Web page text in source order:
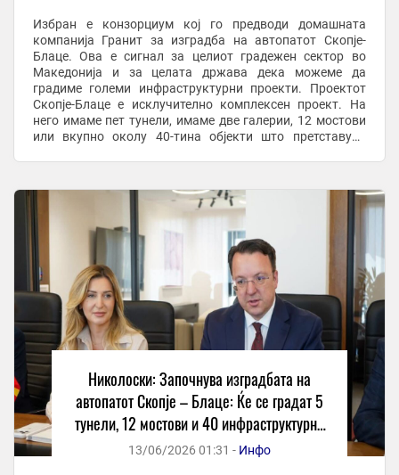
Избран е конзорциум кој го предводи домашната
компанија Гранит за изградба на автопатот Скопје-
Блаце. Ова е сигнал за целиот градежен сектор во
Македонија и за целата држава дека можеме да
градиме големи инфраструктурни проекти. Проектот
Скопје-Блаце е исклучително комплексен проект. На
него имаме пет тунели, имаме две галерии, 12 мостови
или вкупно околу 40-тина објекти што претставува
Николоски: Започнува изградбата на
автопатот Скопје – Блаце: Ќе се градат 5
тунели, 12 мостови и 40 инфраструктурни
објекти
13/06/2026 01:31 - Инфо